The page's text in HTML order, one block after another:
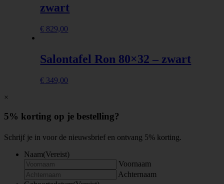
zwart
€ 829,00
Salontafel Ron 80×32 – zwart
€ 349,00
×
5% korting op je bestelling?
Schrijf je in voor de nieuwsbrief en ontvang 5% korting.
Naam(Vereist)
Voornaam
Achternaam